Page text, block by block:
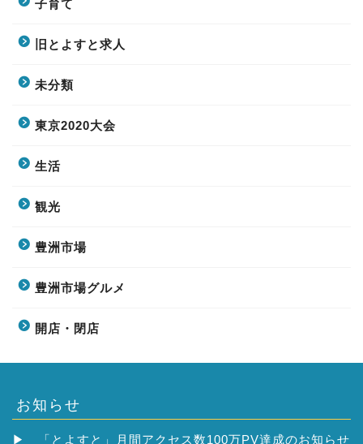
子育て
旧とよすと求人
未分類
東京2020大会
生活
観光
豊洲市場
豊洲市場グルメ
開店・閉店
お知らせ
▶ 「とよすと」月間アクセス数100万PV達成のお知らせ